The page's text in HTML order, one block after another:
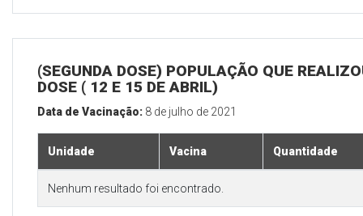
(SEGUNDA DOSE) POPULAÇÃO QUE
DOSE ( 12 E 15 DE ABRIL)
Data de Vacinação: 8 de julho de 2021
Unidade Vacina Quantidade
Nenhum resultado foi encontrado.